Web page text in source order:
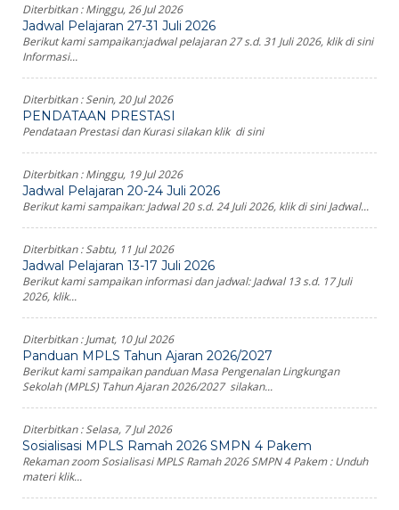
Diterbitkan :Minggu, 26 Jul 2026
Jadwal Pelajaran 27-31 Juli 2026
Berikut kami sampaikan:jadwal pelajaran 27 s.d. 31 Juli 2026, klik di sini
Informasi...
Diterbitkan :Senin, 20 Jul 2026
PENDATAAN PRESTASI
Pendataan Prestasi dan Kurasi silakan klik di sini
Diterbitkan :Minggu, 19 Jul 2026
Jadwal Pelajaran 20-24 Juli 2026
Berikut kami sampaikan: Jadwal 20 s.d. 24 Juli 2026, klik di sini Jadwal...
Diterbitkan :Sabtu, 11 Jul 2026
Jadwal Pelajaran 13-17 Juli 2026
Berikut kami sampaikan informasi dan jadwal: Jadwal 13 s.d. 17 Juli
2026, klik...
Diterbitkan :Jumat, 10 Jul 2026
Panduan MPLS Tahun Ajaran 2026/2027
Berikut kami sampaikan panduan Masa Pengenalan Lingkungan
Sekolah (MPLS) Tahun Ajaran 2026/2027 silakan...
Diterbitkan :Selasa, 7 Jul 2026
Sosialisasi MPLS Ramah 2026 SMPN 4 Pakem
Rekaman zoom Sosialisasi MPLS Ramah 2026 SMPN 4 Pakem : Unduh
materi klik...